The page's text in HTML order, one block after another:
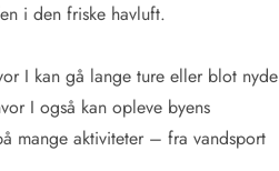
i den friske havluft.
I kan gå lange ture eller blot nyde
I også kan opleve byens
mange aktiviteter – fra vandsport